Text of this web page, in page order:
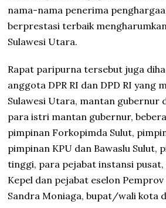
nama-nama penerima
berprestasi terbaik
Sulawesi Utara.
Rapat paripurna tersebut juga
anggota DPR RI dan DPD RI yang
Sulawesi Utara, mantan gubernur
para istri mantan gubernur,
pimpinan Forkopimda Sulut,
pimpinan KPU dan Bawaslu Sulut,
tinggi, para pejabat instansi pusat,
Kepel dan pejabat eselon Pemprov
Sandra Moniaga, bupat/wali kota